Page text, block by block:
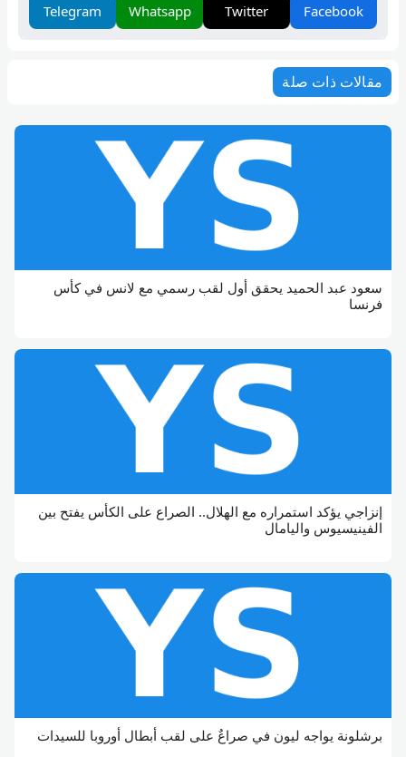
Facebook
Twitter
Whatsapp
Telegram
مقالات ذات صلة
سعود عبد الحميد يحقق أول لقب رسمي مع لانس في كأس
فرنسا
إنزاجي يؤكد استمراره مع الهلال.. الصراع على الكأس يفتح بين
الفينيسيوس واليامال
برشلونة يواجه ليون في صراعٌ على لقب أبطال أوروبا للسيدات